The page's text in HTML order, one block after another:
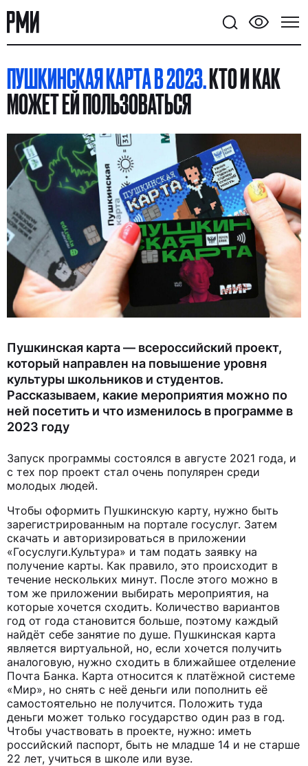
ПУШКИНСКАЯ КАРТА В 2023.КТО И КАК
МОЖЕТ ЕЙ ПОЛЬЗОВАТЬСЯ
Пушкинская карта — всероссийский проект,
который направлен на повышение уровня
культуры школьников и студентов.
Рассказываем, какие мероприятия можно по
ней посетить и что изменилось в программе в
2023 году
Запуск программы состоялся в августе 2021 года, и
с тех пор проект стал очень популярен среди
молодых людей.
Чтобы оформить Пушкинскую карту, нужно быть
зарегистрированным на портале госуслуг. Затем
скачать и авторизироваться в приложении
«Госуслуги.Культура» и там подать заявку на
получение карты. Как правило, это происходит в
течение нескольких минут. После этого можно в
том же приложении выбирать мероприятия, на
которые хочется сходить. Количество вариантов
год от года становится больше, поэтому каждый
найдёт себе занятие по душе. Пушкинская карта
является виртуальной, но, если хочется получить
аналоговую, нужно сходить в ближайшее отделение
Почта Банка. Карта относится к платёжной системе
«Мир», но снять с неё деньги или пополнить её
самостоятельно не получится. Положить туда
деньги может только государство один раз в год.
Чтобы участвовать в проекте, нужно: иметь
российский паспорт, быть не младше 14 и не старше
22 лет, учиться в школе или вузе.